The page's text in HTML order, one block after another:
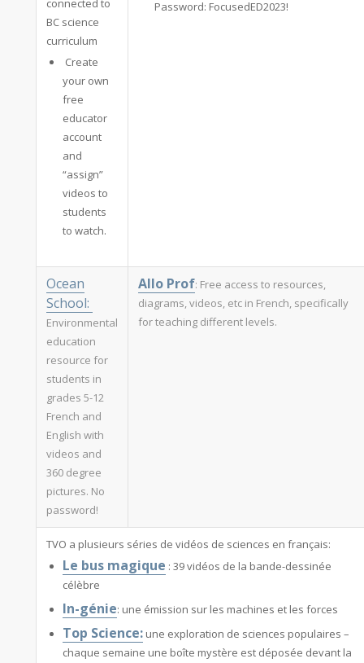
connected to
BC science
curriculum
Create
your own
free
educator
account
and
“assign”
videos to
students
to watch.
Password: FocusedED2023!
Ocean
School:
Environmental
education
resource for
students in
grades 5-12
French and
English with
videos and
360 degree
pictures. No
password!
Allo Prof: Free access to resources,
diagrams, videos, etc in French, specifically
for teaching different levels.
TVO a plusieurs séries de vidéos de sciences en français:
Le bus magique : 39 vidéos de la bande-dessinée
célèbre
In-génie: une émission sur les machines et les forces
Top Science:une exploration de sciences populaires –
chaque semaine une boîte mystère est déposée devant la